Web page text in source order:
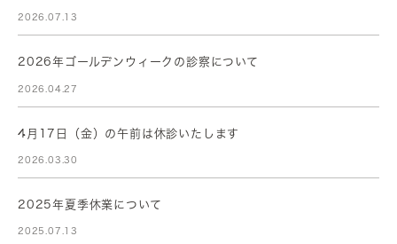
2026.07.13
2026年ゴールデンウィークの診察について
2026.04.27
4月17日（金）の午前は休診いたします
2026.03.30
2025年夏季休業について
2025.07.13